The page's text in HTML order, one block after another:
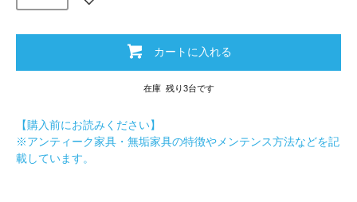
カートに入れる
在庫 残り3台です
【購入前にお読みください】
※アンティーク家具・無垢家具の特徴やメンテンス方法などを記
載しています。